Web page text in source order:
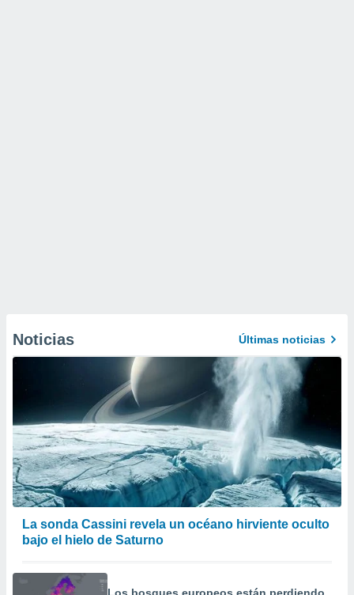
Noticias Últimas noticias
La sonda Cassini revela un océano hirviente oculto
bajo el hielo de Saturno